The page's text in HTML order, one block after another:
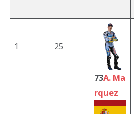
1 25
73A. Ma
rquez